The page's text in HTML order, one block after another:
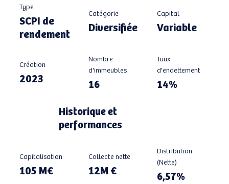
Type
SCPI de
rendement
Catégorie
Diversifiée
Capital
Variable
Création
2023
Taux
d'endettement
14%
Nombre
d'immeubles
16
Historique et
performances
Capitalisation
105 M€
Collecte nette
12M €
Distribution
(Nette)
6,57%